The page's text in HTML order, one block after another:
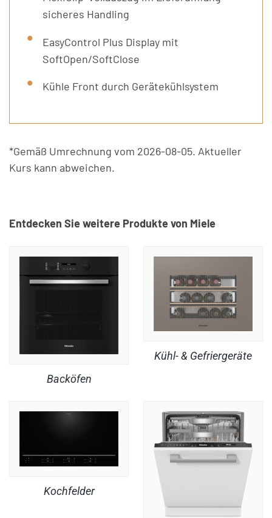
sicheres Handling
EasyControl Plus Display mit
SoftOpen/SoftClose
Kühle Front durch Gerätekühlsystem
*Gemäß Umrechnung vom 2026-08-05. Aktueller
Kurs kann abweichen.
Entdecken Sie weitere Produkte von Miele
Backöfen
Kühl- & Gefriergeräte
Kochfelder